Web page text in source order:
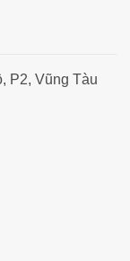
P2, Vũng Tàu